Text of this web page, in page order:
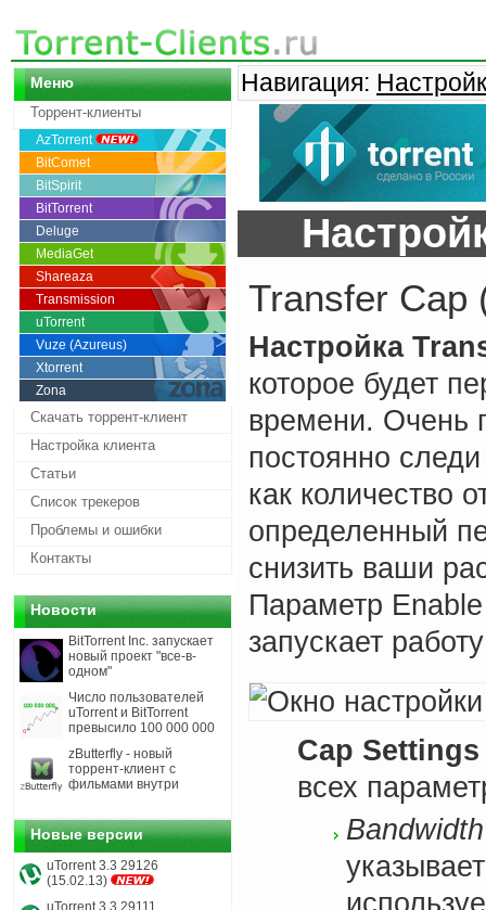
Меню
Торрент-клиенты
AzTorrent
BitComet
BitSpirit
BitTorrent
Deluge
MediaGet
Shareaza
Transmission
uTorrent
Vuze (Azureus)
Xtorrent
Zona
Скачать торрент-клиент
Настройка клиента
Статьи
Список трекеров
Проблемы и ошибки
Контакты
Новости
BitTorrent Inc. запускает
новый проект "все-в-
одном"
Число пользователей
uTorrent и BitTorrent
превысило 100 000 000
zButterfly - новый
торрент-клиент с
фильмами внутри
Новые версии
uTorrent 3.3 29126
(15.02.13)
uTorrent 3.3 29111
Навигация:
Transfer Cap
Настройка
которое будет
времени. Очень
постоянно
как количество
определенный
снизить ваши
Параметр
запускает
Cap Settings
всех